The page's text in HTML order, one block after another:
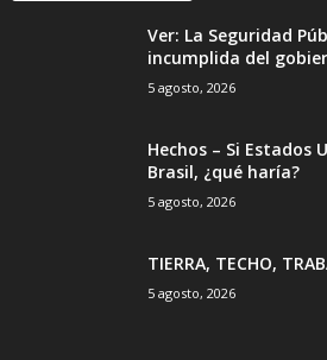
Ver: La Seguridad
incumplida del
5 agosto, 2026
Hechos – Si Estados
Brasil, ¿qué haría?
5 agosto, 2026
TIERRA, TECHO,
5 agosto, 2026